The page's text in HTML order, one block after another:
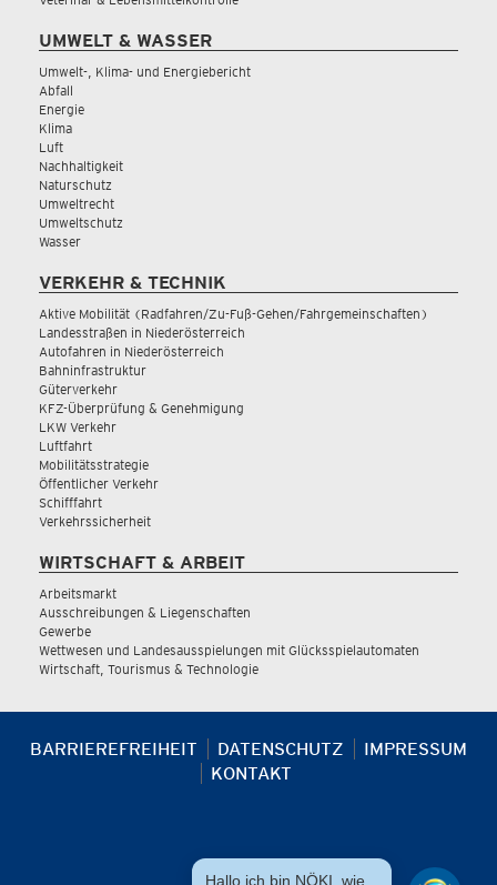
UMWELT & WASSER
Umwelt-, Klima- und Energiebericht
Abfall
Energie
Klima
Luft
Nachhaltigkeit
Naturschutz
Umweltrecht
Umweltschutz
Wasser
VERKEHR & TECHNIK
Aktive Mobilität (Radfahren/Zu-Fuß-Gehen/Fahrgemeinschaften)
Landesstraßen in Niederösterreich
Autofahren in Niederösterreich
Bahninfrastruktur
Güterverkehr
KFZ-Überprüfung & Genehmigung
LKW Verkehr
Luftfahrt
Mobilitätsstrategie
Öffentlicher Verkehr
Schifffahrt
Verkehrssicherheit
WIRTSCHAFT & ARBEIT
Arbeitsmarkt
Ausschreibungen & Liegenschaften
Gewerbe
Wettwesen und Landesausspielungen mit Glücksspielautomaten
Wirtschaft, Tourismus & Technologie
BARRIEREFREIHEIT DATENSCHUTZ
IMPRESSUM
KONTAKT
Hallo ich bin NÖKI, wie